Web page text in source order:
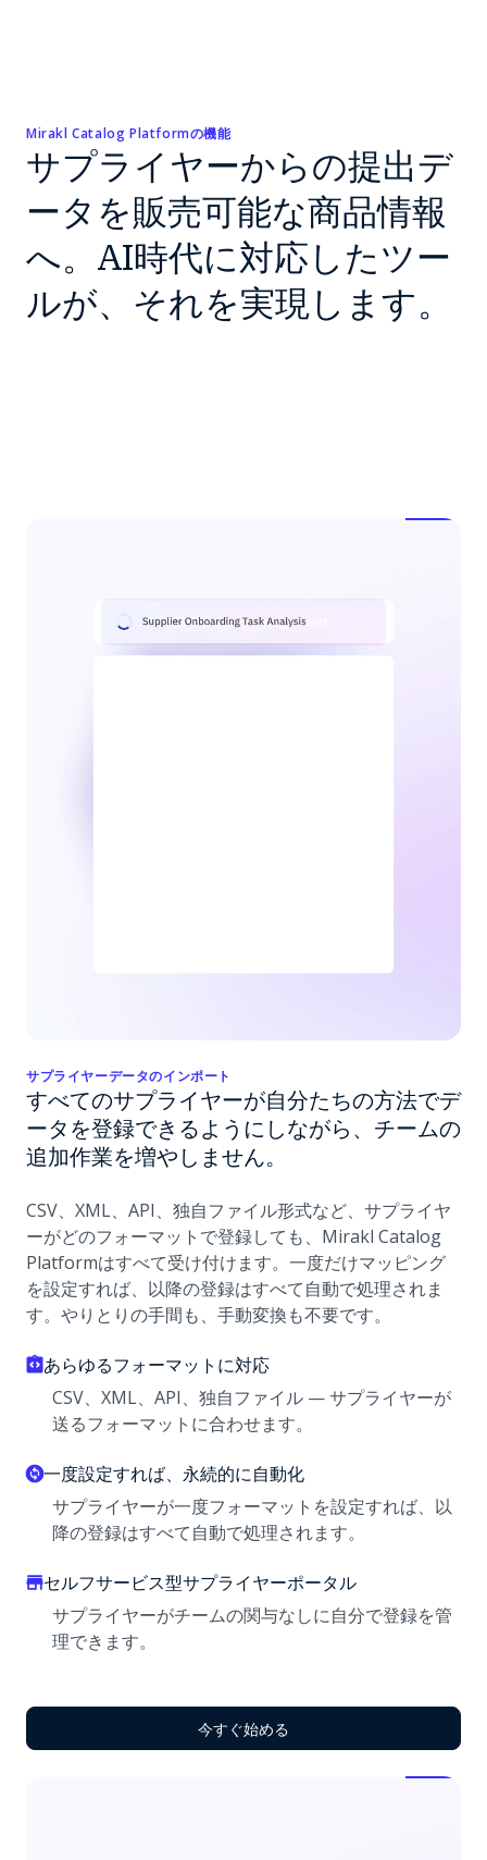
Mirakl Catalog Platformの機能
サプライヤーからの提出デ
ータを販売可能な商品情報
へ。AI時代に対応したツー
ルが、それを実現します。
サプライヤーデータのインポート
すべてのサプライヤーが自分たちの方法でデ
ータを登録できるようにしながら、チームの
追加作業を増やしません。
CSV、XML、API、独自ファイル形式など、サプライヤ
ーがどのフォーマットで登録しても、Mirakl Catalog
Platformはすべて受け付けます。一度だけマッピング
を設定すれば、以降の登録はすべて自動で処理されま
す。やりとりの手間も、手動変換も不要です。
あらゆるフォーマットに対応
CSV、XML、API、独自ファイル — サプライヤーが
送るフォーマットに合わせます。
一度設定すれば、永続的に自動化
サプライヤーが一度フォーマットを設定すれば、以
降の登録はすべて自動で処理されます。
セルフサービス型サプライヤーポータル
サプライヤーがチームの関与なしに自分で登録を管
理できます。
今すぐ始める